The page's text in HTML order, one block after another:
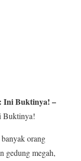
Ini Buktinya! –
Buktinya!
orang
gedung megah,